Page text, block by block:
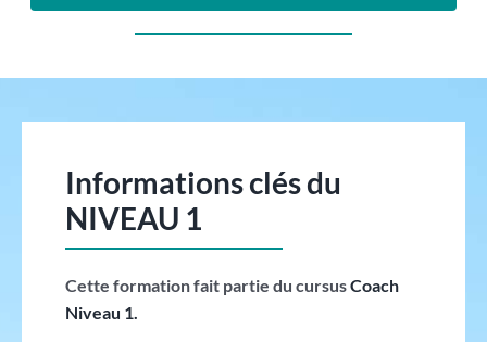
Informations clés du
NIVEAU 1
Cette formation fait partie du cursusCoach
Niveau 1.